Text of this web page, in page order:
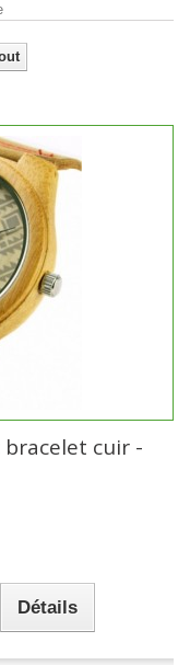
bracelet cuir -
Détails